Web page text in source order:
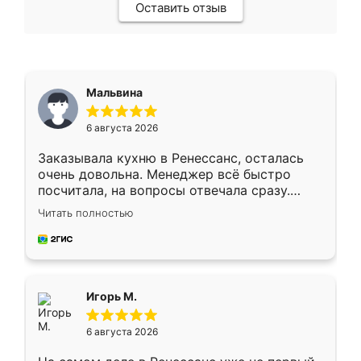
Оставить отзыв
Мальвина
6 августа 2026
Заказывала кухню в Ренессанс, осталась
очень довольна. Менеджер всё быстро
посчитала, на вопросы отвечала сразу.
Замерщик приехал в субботу, подошёл к
делу со всей ответственностью. Собрали
за день, ребята работали аккуратно, даже
Читать полностью
Игорь М.
6 августа 2026